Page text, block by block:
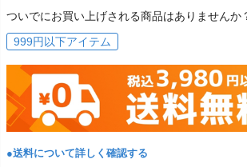
ついでにお買い上げされる商品はありませんか
999円以下アイテム
●送料について詳しく確認する